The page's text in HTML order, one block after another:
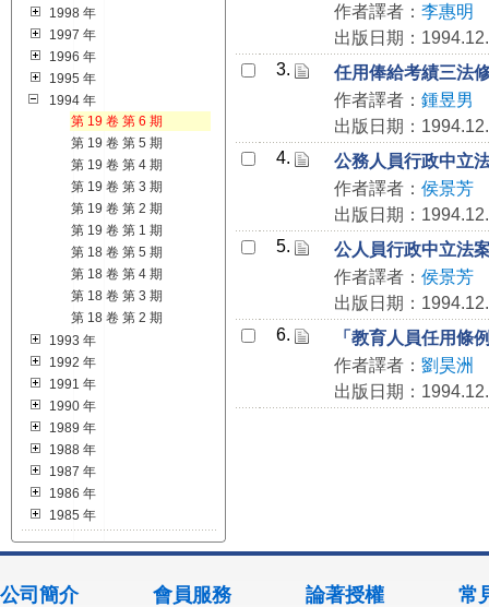
1998 年
1997 年
1996 年
1995 年
1994 年
第 19 卷 第 6 期
第 19 卷 第 5 期
第 19 卷 第 4 期
第 19 卷 第 3 期
第 19 卷 第 2 期
第 19 卷 第 1 期
第 18 卷 第 5 期
第 18 卷 第 4 期
第 18 卷 第 3 期
第 18 卷 第 2 期
1993 年
1992 年
1991 年
1990 年
1989 年
1988 年
1987 年
1986 年
1985 年
作者譯者： 李惠明
出版日期：
3.
任用俸給考績三法
作者譯者： 鍾昱男
出版日期：
4.
公務人員行政中立
作者譯者： 侯景芳
出版日期：
5.
公人員行政中立法
作者譯者： 侯景芳
出版日期：
6.
「教育人員任用條
作者譯者： 劉昊洲
出版日期：
公司簡介 會員服務 論著授權 常